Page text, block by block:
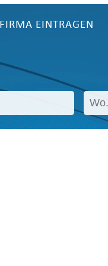
FIRMA EINTRAGEN